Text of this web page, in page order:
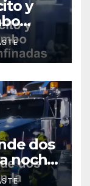
y
dos
noche
del